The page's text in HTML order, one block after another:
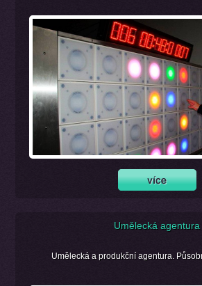
Umělecká agentura
Umělecká a produkční agentura.